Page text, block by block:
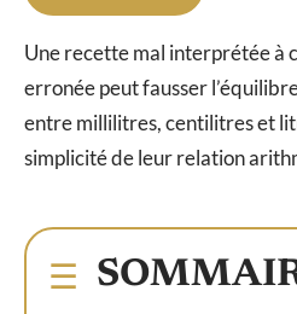
Une recette mal interprétée à
erronée peut fausser
entre millilitres, centilitres et
simplicité de leur relation